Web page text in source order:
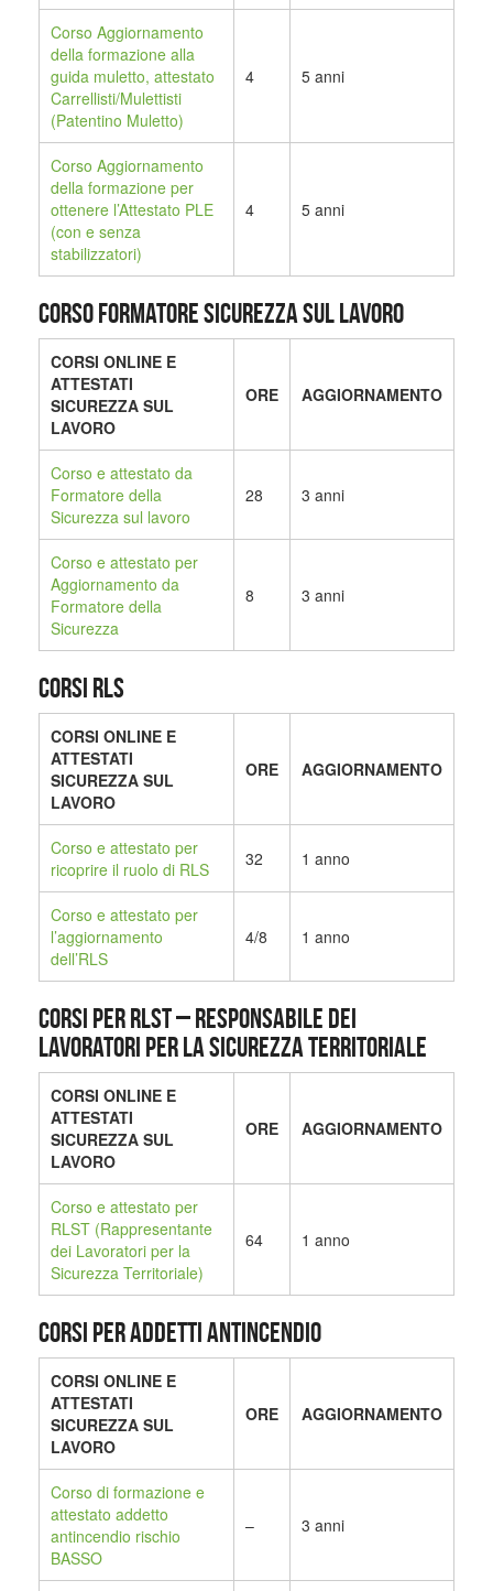
Corso Aggiornamento
della formazione alla
guida muletto, attestato
Carrellisti/Mulettisti
(Patentino Muletto)
4 5 anni
Corso Aggiornamento
della formazione per
ottenere l’Attestato PLE
(con e senza
stabilizzatori)
4 5 anni
CORSO FORMATORE SICUREZZA SUL LAVORO
CORSI ONLINE E
ATTESTATI
SICUREZZA SUL
LAVORO
ORE AGGIORNAMENTO
Corso e attestato da
Formatore della
Sicurezza sul lavoro
28 3 anni
Corso e attestato per
Aggiornamento da
Formatore della
Sicurezza
8 3 anni
CORSI RLS
CORSI ONLINE E
ATTESTATI
SICUREZZA SUL
LAVORO
ORE AGGIORNAMENTO
Corso e attestato per
ricoprire il ruolo di RLS
32 1 anno
Corso e attestato per
l’aggiornamento
dell’RLS
4/8 1 anno
CORSI PER RLST – Responsabile dei
Lavoratori per la Sicurezza Territoriale
CORSI ONLINE E
ATTESTATI
SICUREZZA SUL
LAVORO
ORE AGGIORNAMENTO
Corso e attestato per
RLST (Rappresentante
dei Lavoratori per la
Sicurezza Territoriale)
64 1 anno
CORSI PER ADDETTI ANTINCENDIO
CORSI ONLINE E
ATTESTATI
SICUREZZA SUL
LAVORO
ORE AGGIORNAMENTO
Corso di formazione e
attestato addetto
antincendio rischio
BASSO
– 3 anni